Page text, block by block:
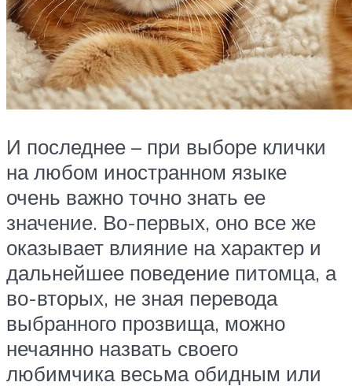
И последнее – при выборе клички
на любом иностранном языке
очень важно точно знать ее
значение. Во-первых, оно все же
оказывает влияние на характер и
дальнейшее поведение питомца, а
во-вторых, не зная перевода
выбранного прозвища, можно
нечаянно назвать своего
любимчика весьма обидным или